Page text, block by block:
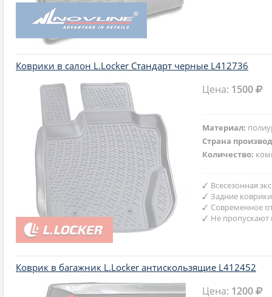
Коврики в салон L.Locker Стандарт черные L412736
Цена: 1500
Материал:
Страна
Количество:
Всесезонная
Задние
Современное
Не пропускают
Коврик в багажник L.Locker антискользящие L412452
Цена: 1200